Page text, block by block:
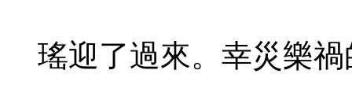
瑤迎了過來。幸災樂禍